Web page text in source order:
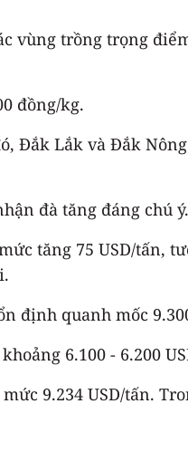
vùng trồng trọng
đồng/kg.
Đắk Lắk và Đắk
đà tăng đáng chú ý.
tăng 75 USD/tấn,
định quanh mốc
6.100 - 6.200
9.234 USD/tấn.